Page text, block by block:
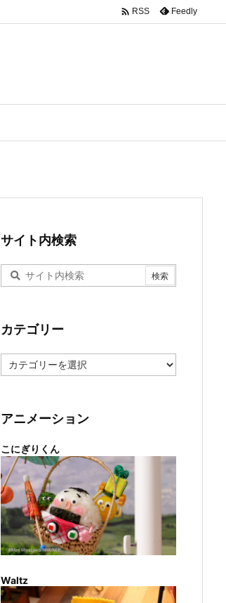
 RSS Feedly
サイト内検索
カテゴリー
テ
ー
アニメーション
こにぎりくん
Waltz